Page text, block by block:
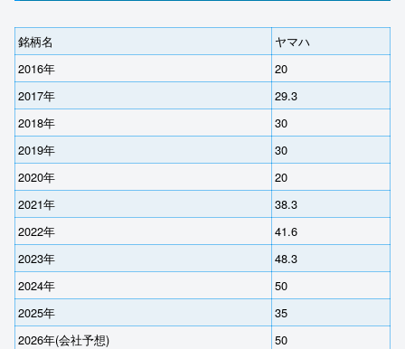
銘柄名
ヤマハ
2016年
20
2017年
29.3
2018年
30
2019年
30
2020年
20
2021年
38.3
2022年
41.6
2023年
48.3
2024年
50
2025年
35
2026年(会社予想)
50